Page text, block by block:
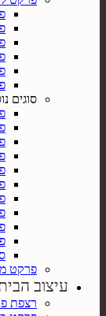
סוגים
פרקט
עיצוב
רצפת